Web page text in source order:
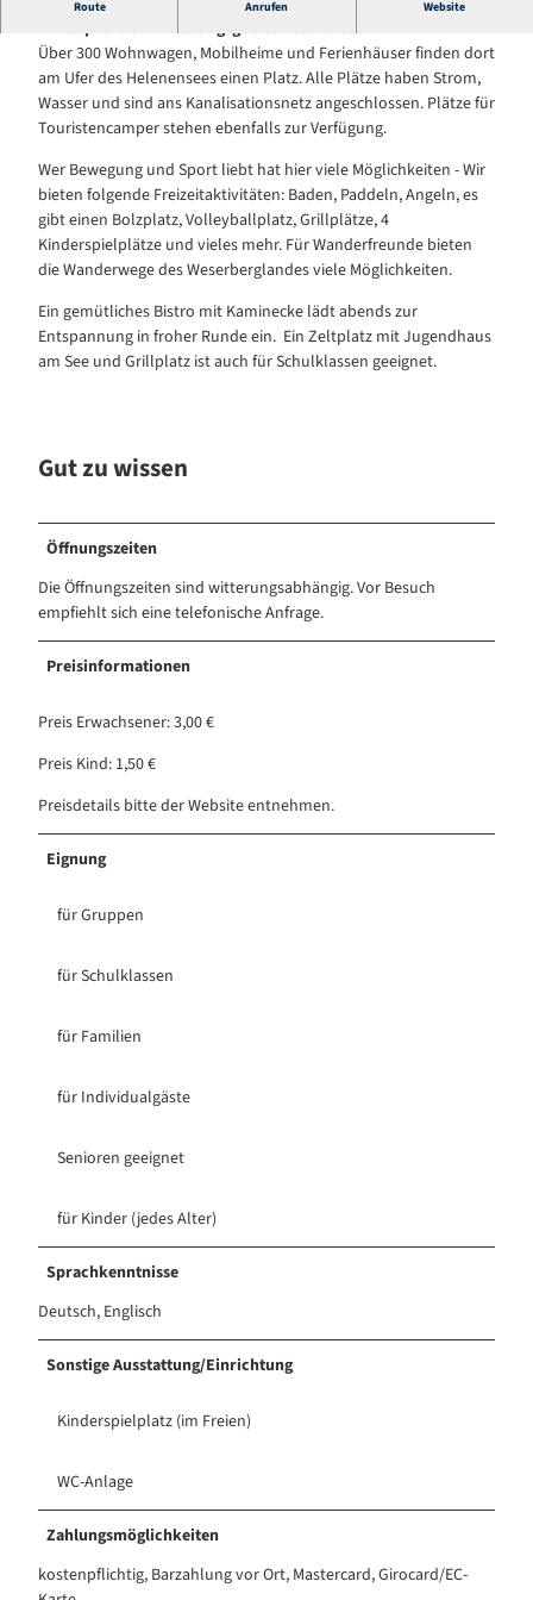
Route Anrufen Website
Atmosphäre am Erholungsgebiet Helenensee.
Über 300 Wohnwagen, Mobilheime und Ferienhäuser finden dort
am Ufer des Helenensees einen Platz. Alle Plätze haben Strom,
Wasser und sind ans Kanalisationsnetz angeschlossen. Plätze für
Touristencamper stehen ebenfalls zur Verfügung.
Wer Bewegung und Sport liebt hat hier viele Möglichkeiten - Wir
bieten folgende Freizeitaktivitäten: Baden, Paddeln, Angeln, es
gibt einen Bolzplatz, Volleyballplatz, Grillplätze, 4
Kinderspielplätze und vieles mehr. Für Wanderfreunde bieten
die Wanderwege des Weserberglandes viele Möglichkeiten.
Ein gemütliches Bistro mit Kaminecke lädt abends zur
Entspannung in froher Runde ein. Ein Zeltplatz mit Jugendhaus
am See und Grillplatz ist auch für Schulklassen geeignet.
Gut zu wissen
Öffnungszeiten
Die Öffnungszeiten sind witterungsabhängig. Vor Besuch
empfiehlt sich eine telefonische Anfrage.
Preisinformationen
Preis Erwachsener: 3,00 €
Preis Kind: 1,50 €
Preisdetails bitte der Website entnehmen.
Eignung
für Gruppen
für Schulklassen
für Familien
für Individualgäste
Senioren geeignet
für Kinder (jedes Alter)
Sprachkenntnisse
Deutsch, Englisch
Sonstige Ausstattung/Einrichtung
Kinderspielplatz (im Freien)
WC-Anlage
Zahlungsmöglichkeiten
kostenpflichtig, Barzahlung vor Ort, Mastercard, Girocard/EC-